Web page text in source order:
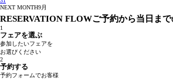
NEXT MONTH9月
RESERVATION FLOWご予約から当日ま
1
フェアを選ぶ
参加したいフェアを
お選びください
2
予約する
予約フォームでお客様